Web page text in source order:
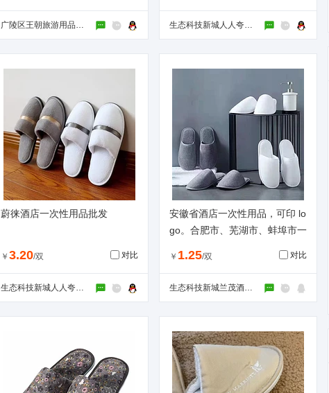
广陵区王朝旅游用品经营部 生态科技新城人人夸旅游用品厂
蔚徕酒店一次性用品批发
￥ 3.20/双 对比
生态科技新城人人夸旅游用品厂
安徽省酒店一次性用品，可印 lo
go。合肥市、芜湖市、蚌埠市一
￥ 1.25/双 对比
生态科技新城兰茂酒店用品经营部（个体工商户）